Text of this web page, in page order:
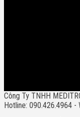
Công Ty TNHH
Hotline: 090.426.4964